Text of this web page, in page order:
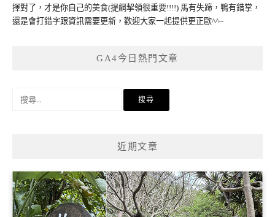
擇對了，才是你自己的美食(提綱挈領很重要!!!!) 馬有失蹄，鴨有錯掌，
還是會打錯字跟資訊需要更新，歡迎大家一起提供更正歐^^~
GA4今日熱門文章
近期文章